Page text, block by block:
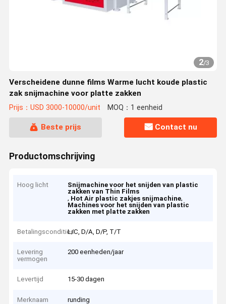
2/3
Verscheidene dunne films Warme lucht koude plastic
zak snijmachine voor platte zakken
Prijs：USD 3000-10000/unit MOQ：1 eenheid
Beste prijs Contact nu
Productomschrijving
Hoog licht
Snijmachine voor het snijden van plastic
zakken van Thin Films
, Hot Air plastic zakjes snijmachine,
Machines voor het snijden van plastic
zakken met platte zakken
BetalingsconditiesL/C, D/A, D/P, T/T
Levering
vermogen
200 eenheden/jaar
Levertijd 15-30 dagen
Merknaam runding